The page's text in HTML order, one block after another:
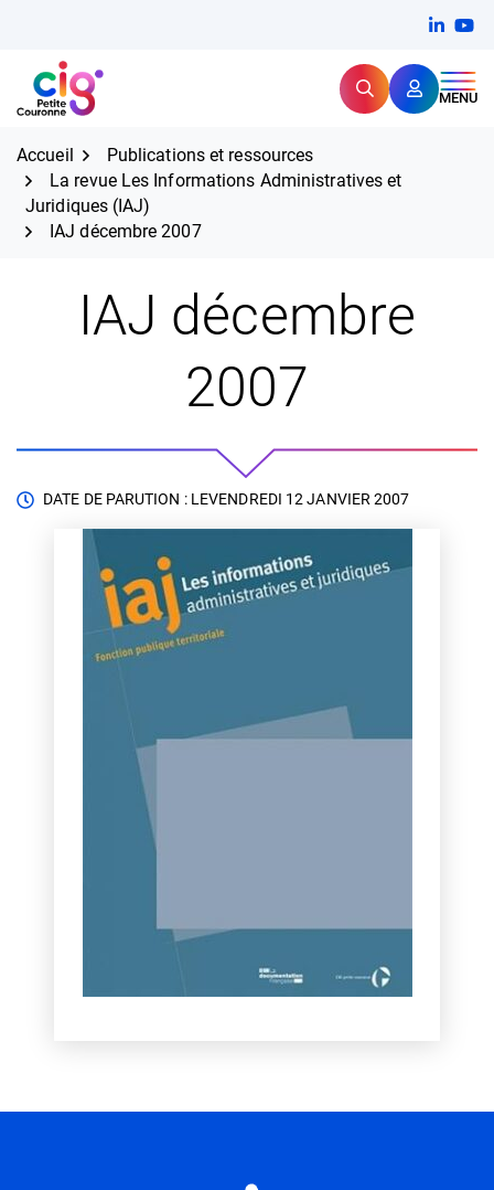
contenu
CIG Petite Couronne RechercherMENU
Expertise et proximité pour
Accueil
Publications et ressources
La revue Les Informations Administratives et
Juridiques (IAJ)
IAJ décembre 2007
IAJ décembre
2007
DATE DE PARUTION : LEVENDREDI 12 JANVIER 2007